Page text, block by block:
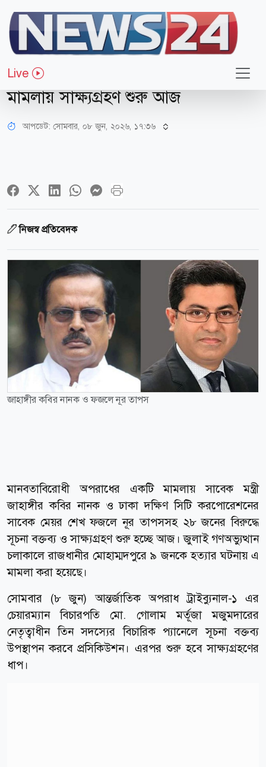
Live
আইন-বিচার
মোহাম্মদপুরে ৯ জনকে হত্যা
নানক-তাপসসহ ২৮ জনের বিরুদ্ধে হত্যা
মামলায় সাক্ষ্যগ্রহণ শুরু আজ
আপডেট: সোমবার, ০৮ জুন, ২০২৬, ১৭:৩৬
নিজস্ব প্রতিবেদক
জাহাঙ্গীর কবির নানক ও ফজলে নূর তাপস
মানবতাবিরোধী অপরাধের একটি মামলায় সাবেক মন্ত্রী
জাহাঙ্গীর কবির নানক ও ঢাকা দক্ষিণ সিটি করপোরেশনের
সাবেক মেয়র শেখ ফজলে নূর তাপসসহ ২৮ জনের বিরুদ্ধে
সূচনা বক্তব্য ও সাক্ষ্যগ্রহণ শুরু হচ্ছে আজ। জুলাই গণঅভ্যুত্থান
চলাকালে রাজধানীর মোহাম্মদপুরে ৯ জনকে হত্যার ঘটনায় এ
মামলা করা হয়েছে।
সোমবার (৮ জুন) আন্তর্জাতিক অপরাধ ট্রাইব্যুনাল-১ এর
চেয়ারম্যান বিচারপতি মো. গোলাম মর্তূজা মজুমদারের
নেতৃত্বাধীন তিন সদস্যের বিচারিক প্যানেলে সূচনা বক্তব্য
উপস্থাপন করবে প্রসিকিউশন। এরপর শুরু হবে সাক্ষ্যগ্রহণের
ধাপ।